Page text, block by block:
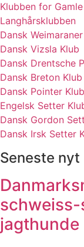
Klubben for
Langhårsklubben
Dansk
Dansk Vizsla Klub
Dansk Drentsche
Dansk Breton Klub
Dansk Pointer Klub
Engelsk Setter
Dansk Gordon
Dansk Irsk Setter
Seneste nyt
jagthunde